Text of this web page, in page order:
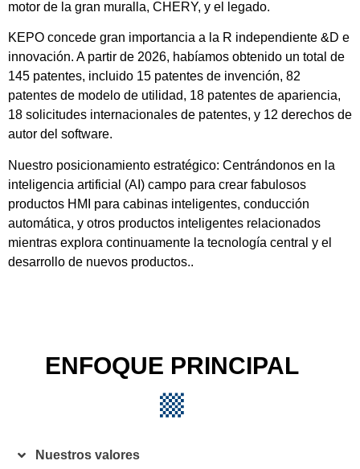
motor de la gran muralla, CHERY, y el legado.
KEPO concede gran importancia a la R independiente &D e
innovación. A partir de 2026, habíamos obtenido un total de
145 patentes, incluido 15 patentes de invención, 82
patentes de modelo de utilidad, 18 patentes de apariencia,
18 solicitudes internacionales de patentes, y 12 derechos de
autor del software.
Nuestro posicionamiento estratégico: Centrándonos en la
inteligencia artificial (AI) campo para crear fabulosos
productos HMI para cabinas inteligentes, conducción
automática, y otros productos inteligentes relacionados
mientras explora continuamente la tecnología central y el
desarrollo de nuevos productos..
ENFOQUE PRINCIPAL
Nuestros valores